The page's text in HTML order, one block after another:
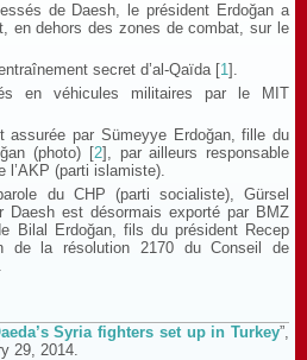
de Daesh, le président Erdoğan a
en dehors des zones de combat, sur le
secret d’al-Qaïda [1].
en véhicules militaires par le MIT
assurée par Sümeyye Erdoğan, fille du
(photo) [2], par ailleurs responsable
l’AKP (parti islamiste).
du CHP (parti socialiste), Gürsel
Daesh est désormais exporté par BMZ
Bilal Erdoğan, fils du président Recep
de la résolution 2170 du Conseil de
Syria fighters set up in Turkey”,
29, 2014.